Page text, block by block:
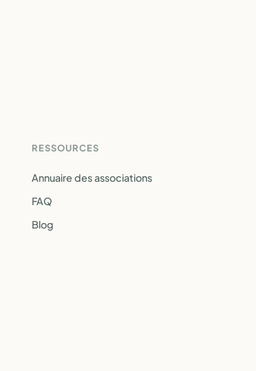
RESSOURCES
Annuaire des associations
FAQ
Blog